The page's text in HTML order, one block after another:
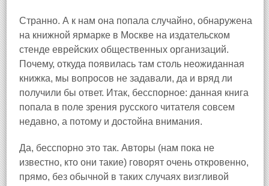
Странно. А к нам она попала случайно, обнаружена
на книжной ярмарке в Москве на издательском
стенде еврейских общественных организаций.
Почему, откуда появилась там столь неожиданная
книжка, мы вопросов не задавали, да и вряд ли
получили бы ответ. Итак, бесспорное: данная книга
попала в поле зрения русского читателя совсем
недавно, а потому и достойна внимания.
Да, бесспорно это так. Авторы (нам пока не
известно, кто они такие) говорят очень откровенно,
прямо, без обычной в таких случаях визгливой